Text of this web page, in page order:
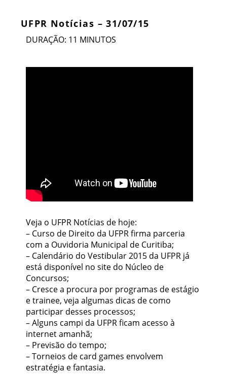
UFPR Notícias – 31/07/15
DURAÇÃO: 11 MINUTOS
Veja o UFPR Notícias de hoje:
– Curso de Direito da UFPR firma parceria
com a Ouvidoria Municipal de Curitiba;
– Calendário do Vestibular 2015 da UFPR já
está disponível no site do Núcleo de
Concursos;
– Cresce a procura por programas de estágio
e trainee, veja algumas dicas de como
participar desses processos;
– Alguns campi da UFPR ficam acesso à
internet amanhã;
– Previsão do tempo;
– Torneios de card games envolvem
estratégia e fantasia.